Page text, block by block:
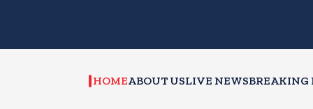
HOMEABOUT USLIVE NEWSBREAKING